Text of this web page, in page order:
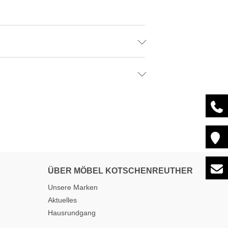
ÜBER MÖBEL KOTSCHENREUTHER
Unsere Marken
Aktuelles
Hausrundgang